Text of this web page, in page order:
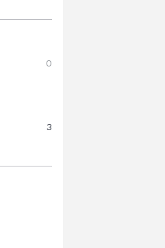
0
3